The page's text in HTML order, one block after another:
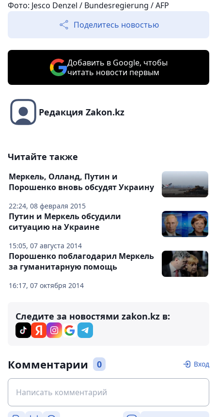
Фото: Jesco Denzel / Bundesregierung / AFP
Поделитесь новостью
Добавить в Google, чтобы
читать новости первым
Редакция Zakon.kz
Читайте также
22:24, 08 февраля 2015
Меркель, Олланд, Путин и
Порошенко вновь обсудят Украину
15:05, 07 августа 2014
Путин и Меркель обсудили
ситуацию на Украине
16:17, 07 октября 2014
Порошенко поблагодарил Меркель
за гуманитарную помощь
Следите за новостями zakon.kz в:
Комментарии 0 Вход